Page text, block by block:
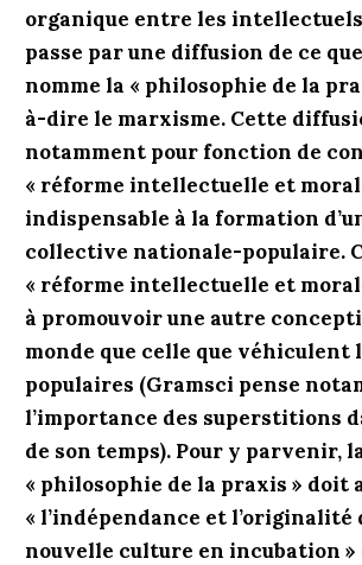
organique entre les
passe par une diffusion de ce
nomme la « philosophie de la
à-dire le marxisme. Cette
notamment pour fonction de
« réforme intellectuelle et
indispensable à la formation
collective nationale-populaire.
« réforme intellectuelle et
à promouvoir une autre
monde que celle que véhiculent
populaires (Gramsci pense
l’importance des superstitions
de son temps). Pour y parvenir,
« philosophie de la praxis » doit
« l’indépendance et l’originalité
nouvelle culture en incubation »